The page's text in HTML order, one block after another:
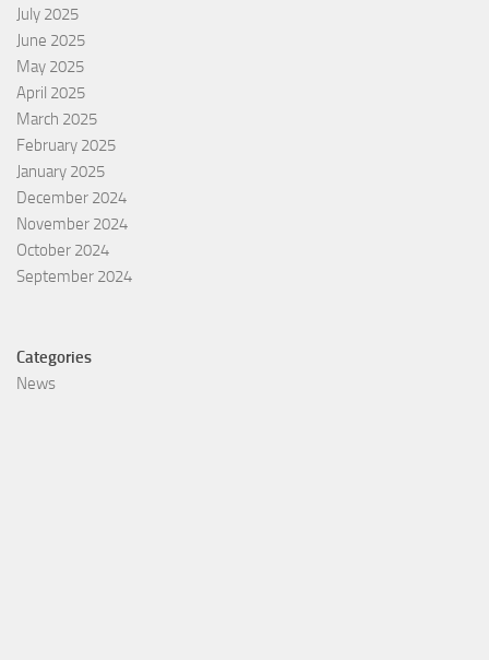
July 2025
June 2025
May 2025
April 2025
March 2025
February 2025
January 2025
December 2024
November 2024
October 2024
September 2024
Categories
News